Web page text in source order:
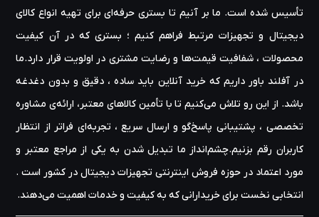
تأسیس شده است. ما بر آنیم تا بستری حرفه‌ای برای تهیه‌ انواع کالای
دیجیتال و تجهیزات مرتبط فراهم کنیم ؛ بستری که در آن کیفیت
محصولات ، شفافیت قیمت‌ها و رضایت مشتری در اولویت قرار دارد.ما
در آفلند باور داریم که خرید آنلاین باید ساده ، دقیق و بدون دغدغه
باشد. از این رو تلاش می‌کنیم تا با تأمین کالاهای معتبر، ارائه‌ی مشاوره‌
تخصصی ، پشتیبانی پاسخ‌گو و ارسال سریع ، تجربه‌ای فراتر از انتظار
کاربران رقم بزنیم.چشم‌انداز ما تبدیل شدن به یکی از مراجع معتبر و
مورد اعتماد در حوزه‌ فروش اینترنتی تجهیزات دیجیتال در کشور است .
انتخابی نخست برای خریدارانی که به کیفیت و خدمات اهمیت می‌دهند.